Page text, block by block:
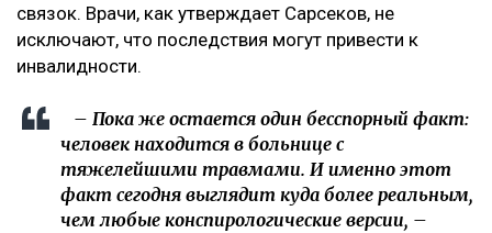
связок. Врачи, как утверждает Сарсеков, не
исключают, что последствия могут привести к
инвалидности.
– Пока же остается один бесспорный факт:
человек находится в больнице с
тяжелейшими травмами. И именно этот
факт сегодня выглядит куда более реальным,
чем любые конспирологические версии, –